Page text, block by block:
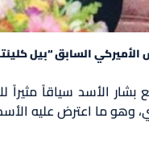
الأميركي السابق “بيل
الأسد سياقاً
وهو ما اعترض عليه